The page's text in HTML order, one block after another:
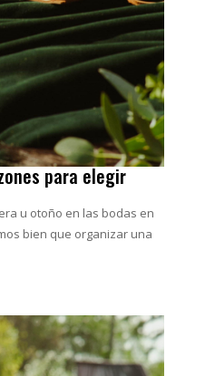
para elegir
u otoño en las bodas en
bien que organizar una